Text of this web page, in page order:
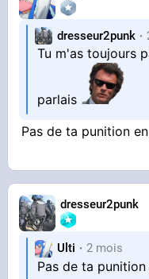
dresseur2punk
Tu m'as toujours
parlais
Pas de ta punition
dresseur2punk
Ulti 2 mois
Pas de ta